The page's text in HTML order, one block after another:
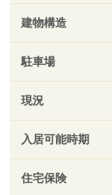
建物構造
駐車場
現況
入居可能時期
住宅保険